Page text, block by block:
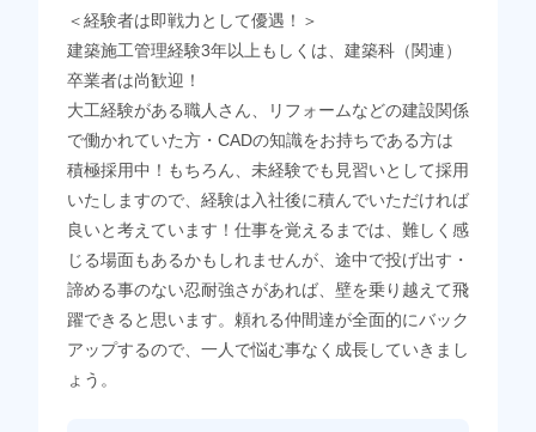
＜経験者は即戦力として優遇！＞
建築施工管理経験3年以上もしくは、建築科（関連）
卒業者は尚歓迎！
大工経験がある職人さん、リフォームなどの建設関係
で働かれていた方・CADの知識をお持ちである方は
積極採用中！もちろん、未経験でも見習いとして採用
いたしますので、経験は入社後に積んでいただければ
良いと考えています！仕事を覚えるまでは、難しく感
じる場面もあるかもしれませんが、途中で投げ出す・
諦める事のない忍耐強さがあれば、壁を乗り越えて飛
躍できると思います。頼れる仲間達が全面的にバック
アップするので、一人で悩む事なく成長していきまし
ょう。